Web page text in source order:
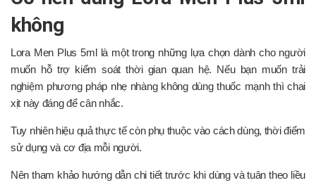
không
Lora Men Plus 5ml là một trong những lựa chọn dành cho người
muốn hỗ trợ kiểm soát thời gian quan hệ. Nếu bạn muốn trải
nghiệm phương pháp nhẹ nhàng không dùng thuốc mạnh thì chai
xịt này đáng để cân nhắc.
Tuy nhiên hiệu quả thực tế còn phụ thuộc vào cách dùng, thời điểm
sử dụng và cơ địa mỗi người.
Nên tham khảo hướng dẫn chi tiết trước khi dùng và tuân theo liều